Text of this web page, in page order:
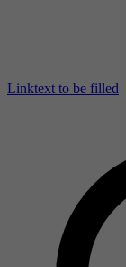
Linktext to be filled